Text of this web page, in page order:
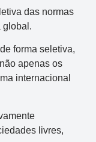
das normas
global.
forma seletiva,
apenas os
internacional
livres,